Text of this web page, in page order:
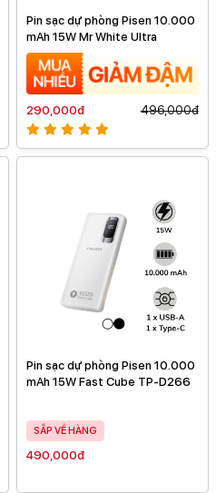
Pin sạc dự phòng Pisen 10.000
mAh 15W Mr White Ultra
290,000đ 496,000đ
Pin sạc dự phòng Pisen 10.000
mAh 15W Fast Cube TP-D266
SẮP VỀ HÀNG
490,000đ